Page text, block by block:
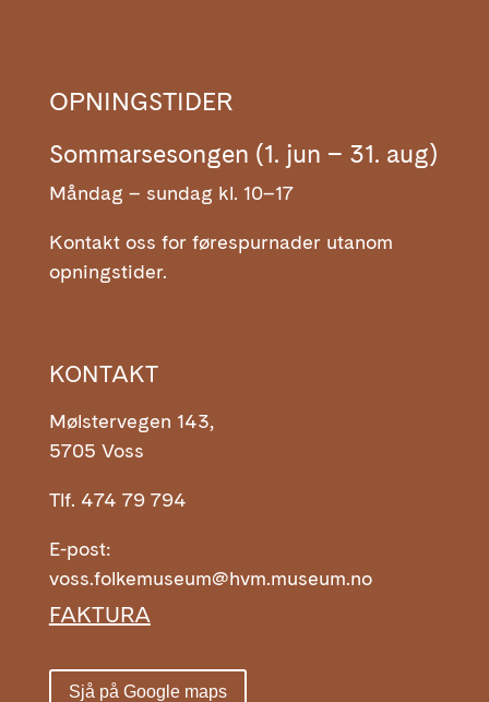
OPNINGSTIDER
Sommarsesongen (1. jun – 31. aug)
Måndag – sundag kl. 10–17
Kontakt oss for førespurnader utanom
opningstider.
KONTAKT
Mølstervegen 143,
5705 Voss
Tlf. 474 79 794
E-post:
voss.folkemuseum@hvm.museum.no
FAKTURA
Sjå på Google maps